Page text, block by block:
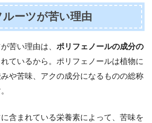
ーツが苦い理由
苦い理由は、 ポリフェノールの成分の
ているから。ポリフェノールは植物に
や苦味、アクの成分になるものの総称
含まれている栄養素によって、苦味を